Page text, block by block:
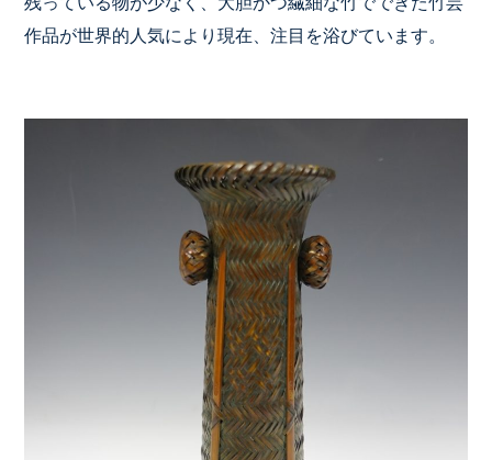
作品が世界的人気により現在、注目を浴びています。